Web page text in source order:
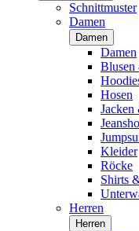
Schnittmuster
Damen
Damen
Damen
Blusen
Hosen
Jacken
Kleider
Röcke
Shirts
Herren
Herren